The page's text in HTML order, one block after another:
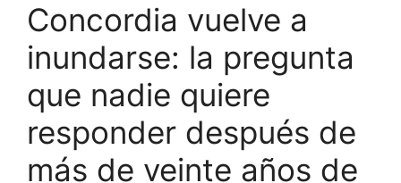
Concordia vuelve a
inundarse: la pregunta
que nadie quiere
responder después de
más de veinte años de